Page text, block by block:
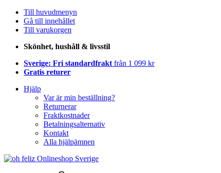
Till huvudmenyn
Gå till innehållet
Till varukorgen
Skönhet, hushåll & livsstil
Sverige: Fri standardfrakt från 1 099 kr
Gratis returer
Hjälp
Var är min beställning?
Returnerar
Fraktkostnader
Betalningsalternativ
Kontakt
Alla hjälpämnen